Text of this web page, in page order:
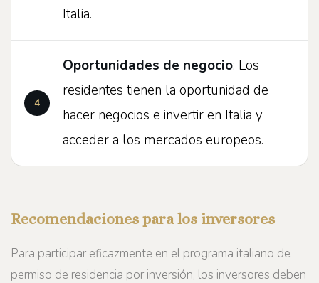
Italia.
Oportunidades de negocio: Los
residentes tienen la oportunidad de
hacer negocios e invertir en Italia y
acceder a los mercados europeos.
Recomendaciones para los inversores
Para participar eficazmente en el programa italiano de
permiso de residencia por inversión, los inversores deben